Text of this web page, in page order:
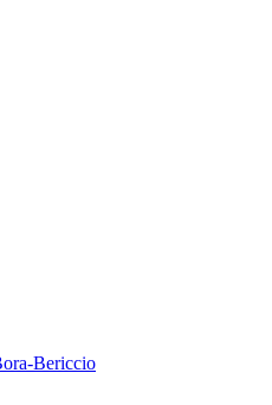
Bericcio